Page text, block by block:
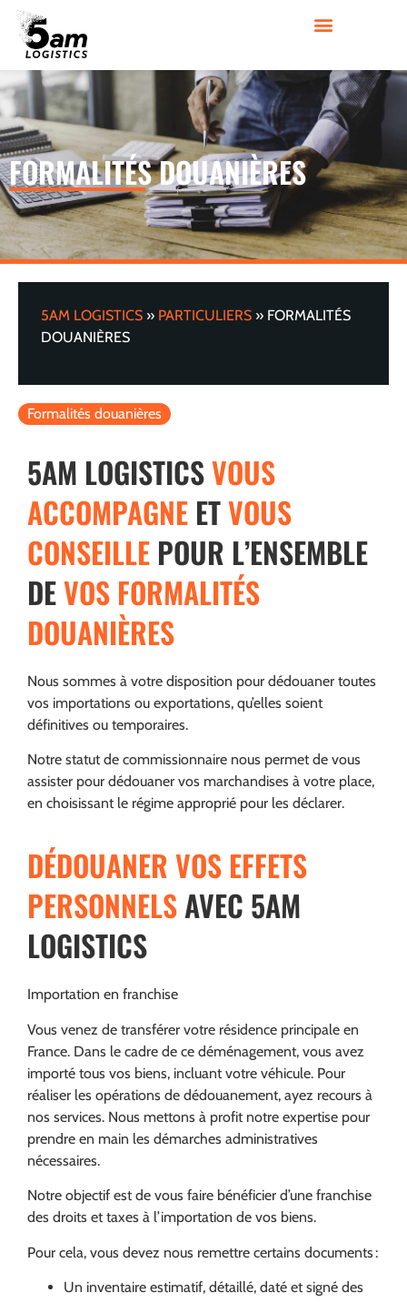
FORMALITÉS DOUANIÈRES
5AM LOGISTICS » PARTICULIERS » FORMALITÉS
DOUANIÈRES
Formalités douanières
5AM LOGISTICSVOUS
ACCOMPAGNE ETVOUS
CONSEILLE POUR L’ENSEMBLE
DEVOS FORMALITÉS
DOUANIÈRES
Nous sommes à votre disposition pour dédouaner toutes
vos importations ou exportations, qu’elles soient
définitives ou temporaires.
Notre statut de commissionnaire nous permet de vous
assister pour dédouaner vos marchandises à votre place,
en choisissant le régime approprié pour les déclarer.
DÉDOUANER VOS EFFETS
PERSONNELSAVEC 5AM
LOGISTICS
Importation en franchise
Vous venez de transférer votre résidence principale en
France. Dans le cadre de ce déménagement, vous avez
importé tous vos biens, incluant votre véhicule. Pour
réaliser les opérations de dédouanement, ayez recours à
nos services. Nous mettons à profit notre expertise pour
prendre en main les démarches administratives
nécessaires.
Notre objectif est de vous faire bénéficier d’une franchise
des droits et taxes à l’importation de vos biens.
Pour cela, vous devez nous remettre certains documents :
Un inventaire estimatif, détaillé, daté et signé des